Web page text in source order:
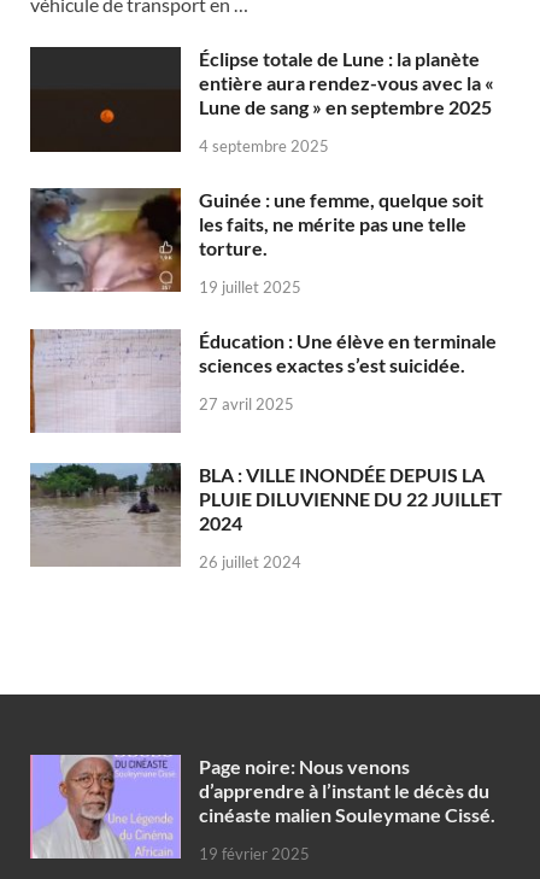
véhicule de transport en …
Éclipse totale de Lune : la planète
entière aura rendez-vous avec la «
Lune de sang » en septembre 2025
4 septembre 2025
Guinée : une femme, quelque soit
les faits, ne mérite pas une telle
torture.
19 juillet 2025
Éducation : Une élève en terminale
sciences exactes s’est suicidée.
27 avril 2025
BLA : VILLE INONDÉE DEPUIS LA
PLUIE DILUVIENNE DU 22 JUILLET
2024
26 juillet 2024
Page noire: Nous venons
d’apprendre à l’instant le décès du
cinéaste malien Souleymane Cissé.
19 février 2025